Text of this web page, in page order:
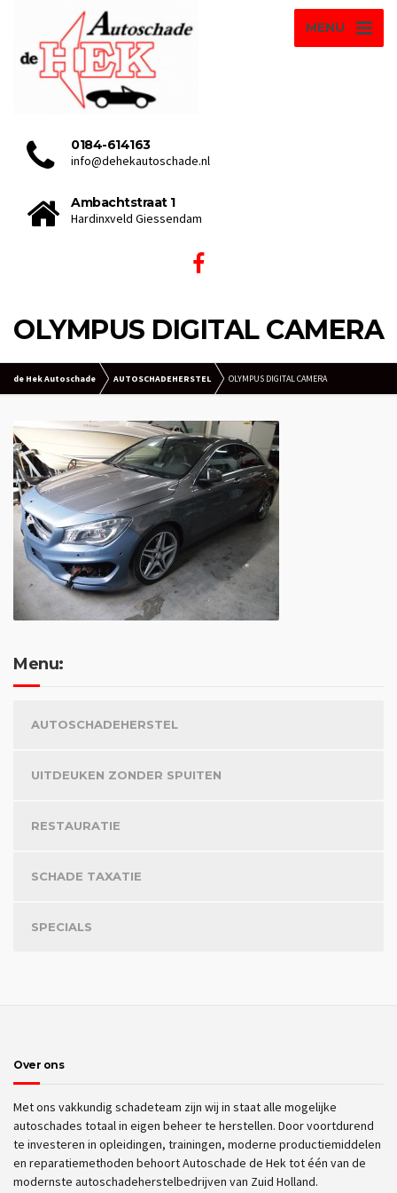
MENU
0184-614163
info@dehekautoschade.nl
Ambachtstraat 1
Hardinxveld Giessendam
OLYMPUS DIGITAL CAMERA
de Hek Autoschade AUTOSCHADEHERSTEL OLYMPUS DIGITAL CAMERA
Menu:
AUTOSCHADEHERSTEL
UITDEUKEN ZONDER SPUITEN
RESTAURATIE
SCHADE TAXATIE
SPECIALS
Over ons
Met ons vakkundig schadeteam zijn wij in staat alle mogelijke
autoschades totaal in eigen beheer te herstellen. Door voortdurend
te investeren in opleidingen, trainingen, moderne productiemiddelen
en reparatiemethoden behoort Autoschade de Hek tot één van de
modernste autoschadeherstelbedrijven van Zuid Holland.